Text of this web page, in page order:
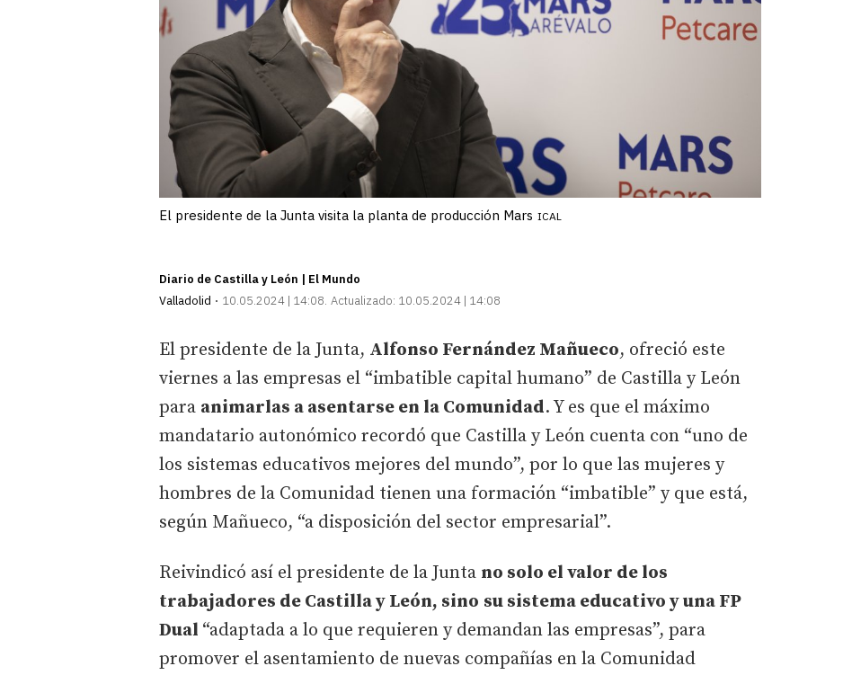
El presidente de la Junta visita la planta de producción Mars ICAL
Diario de Castilla y León | El Mundo
Valladolid
10.05.2024 | 14:08 Actualizado: 10.05.2024 | 14:08
El presidente de la Junta, Alfonso Fernández Mañueco, ofreció este
viernes a las empresas el “imbatible capital humano” de Castilla y León
para animarlas a asentarse en la Comunidad. Y es que el máximo
mandatario autonómico recordó que Castilla y León cuenta con “uno de
los sistemas educativos mejores del mundo”, por lo que las mujeres y
hombres de la Comunidad tienen una formación “imbatible” y que está,
según Mañueco, “a disposición del sector empresarial”.
Reivindicó así el presidente de la Junta no solo el valor de los
trabajadores de Castilla y León, sino su sistema educativo y una FP
Dual “adaptada a lo que requieren y demandan las empresas”, para
promover el asentamiento de nuevas compañías en la Comunidad